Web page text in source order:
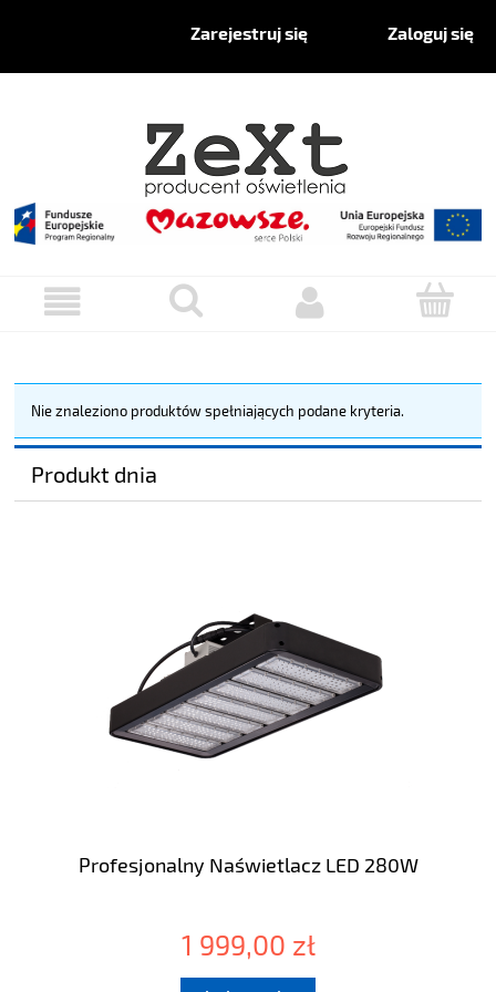
Zarejestruj się Zaloguj się
Nie znaleziono produktów spełniających podane kryteria.
Produkt dnia
Profesjonalny Naświetlacz LED 280W
1 999,00 zł